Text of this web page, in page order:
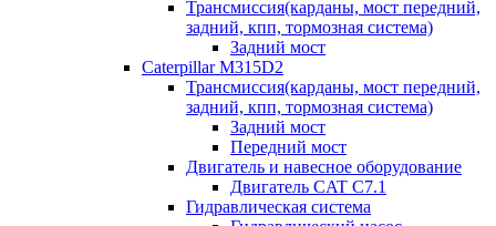
Трансмиссия(карданы, мост передний,
задний, кпп, тормозная система)
Задний мост
Caterpillar M315D2
Трансмиссия(карданы, мост передний,
задний, кпп, тормозная система)
Задний мост
Передний мост
Двигатель и навесное оборудование
Двигатель CAT C7.1
Гидравлическая система